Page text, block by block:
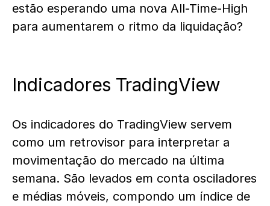
estão esperando uma nova All-Time-High
para aumentarem o ritmo da liquidação?
Indicadores TradingView
Os indicadores do TradingView servem
como um retrovisor para interpretar a
movimentação do mercado na última
semana. São levados em conta osciladores
e médias móveis, compondo um índice de